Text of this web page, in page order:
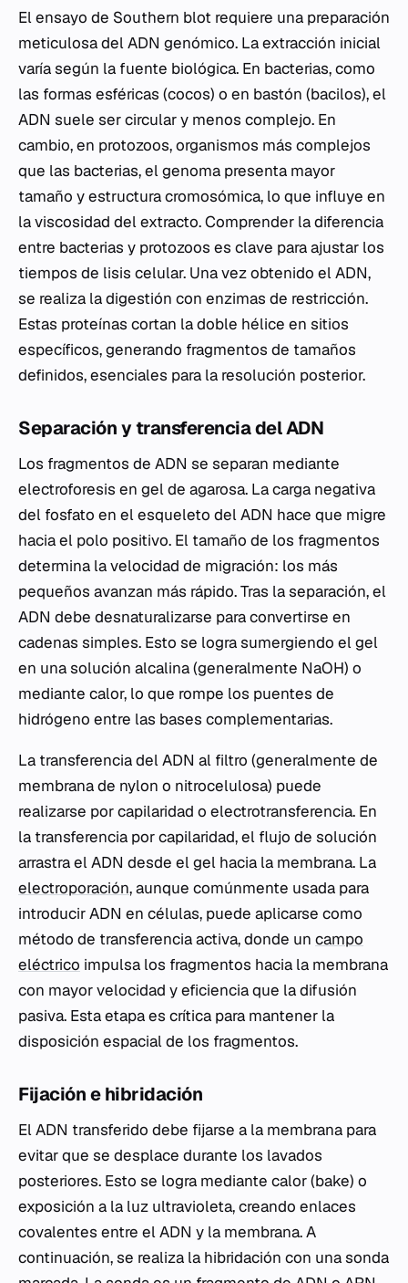
El ensayo de Southern blot requiere una preparación
meticulosa del ADN genómico. La extracción inicial
varía según la fuente biológica. En bacterias, como
las formas esféricas (cocos) o en bastón (bacilos), el
ADN suele ser circular y menos complejo. En
cambio, en protozoos, organismos más complejos
que las bacterias, el genoma presenta mayor
tamaño y estructura cromosómica, lo que influye en
la viscosidad del extracto. Comprender la diferencia
entre bacterias y protozoos es clave para ajustar los
tiempos de lisis celular. Una vez obtenido el ADN,
se realiza la digestión con enzimas de restricción.
Estas proteínas cortan la doble hélice en sitios
específicos, generando fragmentos de tamaños
definidos, esenciales para la resolución posterior.
Separación y transferencia del ADN
Los fragmentos de ADN se separan mediante
electroforesis en gel de agarosa. La carga negativa
del fosfato en el esqueleto del ADN hace que migre
hacia el polo positivo. El tamaño de los fragmentos
determina la velocidad de migración: los más
pequeños avanzan más rápido. Tras la separación, el
ADN debe desnaturalizarse para convertirse en
cadenas simples. Esto se logra sumergiendo el gel
en una solución alcalina (generalmente NaOH) o
mediante calor, lo que rompe los puentes de
hidrógeno entre las bases complementarias.
La transferencia del ADN al filtro (generalmente de
membrana de nylon o nitrocelulosa) puede
realizarse por capilaridad o electrotransferencia. En
la transferencia por capilaridad, el flujo de solución
arrastra el ADN desde el gel hacia la membrana. La
electroporación, aunque comúnmente usada para
introducir ADN en células, puede aplicarse como
método de transferencia activa, donde un campo
eléctrico impulsa los fragmentos hacia la membrana
con mayor velocidad y eficiencia que la difusión
pasiva. Esta etapa es crítica para mantener la
disposición espacial de los fragmentos.
Fijación e hibridación
El ADN transferido debe fijarse a la membrana para
evitar que se desplace durante los lavados
posteriores. Esto se logra mediante calor (bake) o
exposición a la luz ultravioleta, creando enlaces
covalentes entre el ADN y la membrana. A
continuación, se realiza la hibridación con una sonda